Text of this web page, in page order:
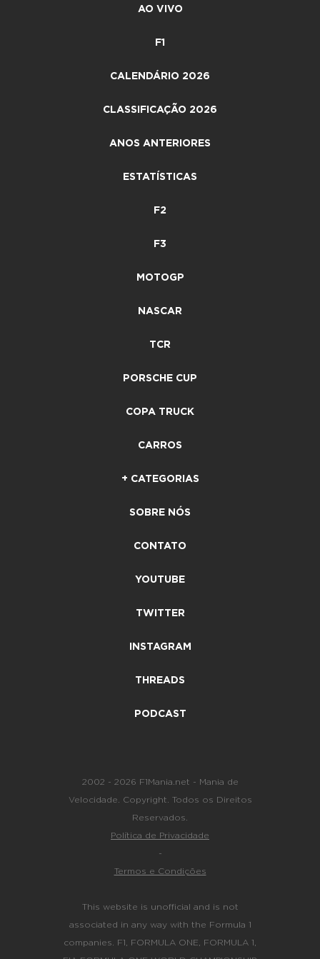
AO VIVO
F1
CALENDÁRIO 2026
CLASSIFICAÇÃO 2026
ANOS ANTERIORES
ESTATÍSTICAS
F2
F3
MOTOGP
NASCAR
TCR
PORSCHE CUP
COPA TRUCK
CARROS
+ CATEGORIAS
SOBRE NÓS
CONTATO
YOUTUBE
TWITTER
INSTAGRAM
THREADS
PODCAST
2002 - 2026 F1Mania.net - Mania de
Velocidade. Copyright. Todos os Direitos
Reservados.
Política de Privacidade
-
Termos e Condições
This website is unofficial and is not
associated in any way with the Formula 1
companies. F1, FORMULA ONE, FORMULA 1,